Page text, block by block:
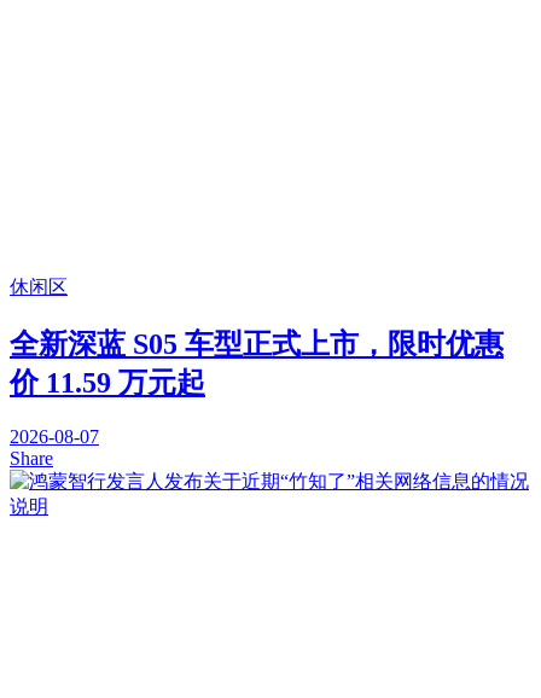
休闲区
全新深蓝 S05 车型正式上市，限时优惠
价 11.59 万元起
2026-08-07
Share